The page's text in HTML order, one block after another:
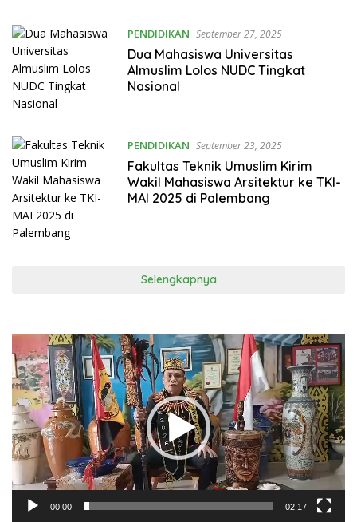
PENDIDIKAN September 27, 2025
Dua Mahasiswa Universitas
Almuslim Lolos NUDC Tingkat
Nasional
PENDIDIKAN September 23, 2025
Fakultas Teknik Umuslim Kirim
Wakil Mahasiswa Arsitektur ke TKI-
MAI 2025 di Palembang
Selengkapnya
Pemutar
Video
00:00 02:17